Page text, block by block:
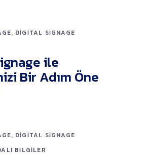
, DIGITAL SIGNAGE
ile
Bir Adım Öne
, DIGITAL SIGNAGE
BILGILER